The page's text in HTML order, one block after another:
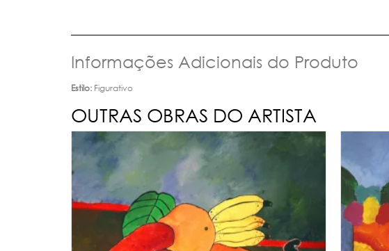
Informações Adicionais do Produto
Estilo: Figurativo
OUTRAS OBRAS DO ARTISTA